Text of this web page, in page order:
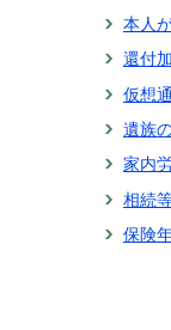
本人
還付
仮想
遺族
家内
相続
保険